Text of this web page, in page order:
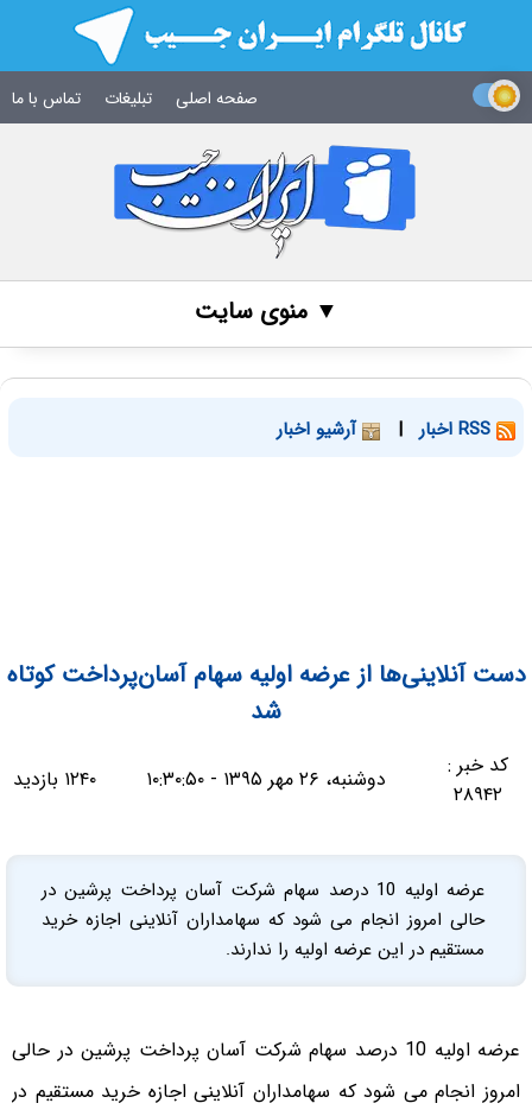
صفحه اصلی تبلیغات تماس با ما
▼ منوی سایت
| آرشیو اخبار
دست آنلاینی‌ها از عرضه اولیه سهام آسان‌پرداخت کوتاه
شد
کد خبر :
۲۸۹۴۲
دوشنبه، ۲۶ مهر ۱۳۹۵ - ۱۰:۳۰:۵۰ ۱۲۴۰ بازدید
عرضه اولیه 10 درصد سهام شرکت آسان پرداخت پرشین در
حالی امروز انجام می شود که سهامداران آنلاینی اجازه خرید
مستقیم در این عرضه اولیه را ندارند.
عرضه اولیه 10 درصد سهام شرکت آسان پرداخت پرشین در حالی
امروز انجام می شود که سهامداران آنلاینی اجازه خرید مستقیم در